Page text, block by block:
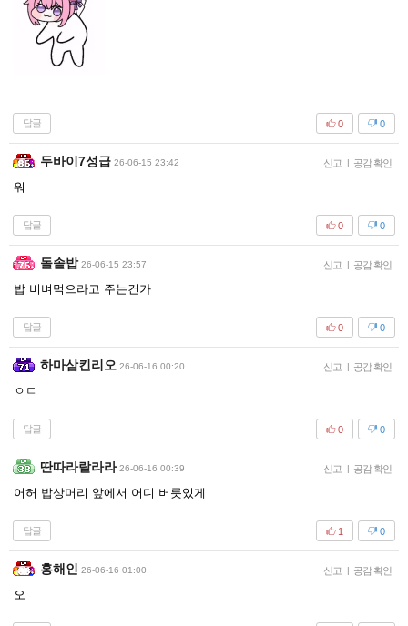
답글 0
0
두바이7성급 26-06-15 23:42 신고 | 공감 확인
워
답글 0
0
돌솥밥 26-06-15 23:57 신고 | 공감 확인
밥 비벼먹으라고 주는건가
답글 0
0
하마삼킨리오 26-06-16 00:20 신고 | 공감 확인
ㅇㄷ
답글 0
0
딴따라랄라라 26-06-16 00:39 신고 | 공감 확인
어허 밥상머리 앞에서 어디 버릇있게
답글 0
1
홍해인 26-06-16 01:00 신고 | 공감 확인
오